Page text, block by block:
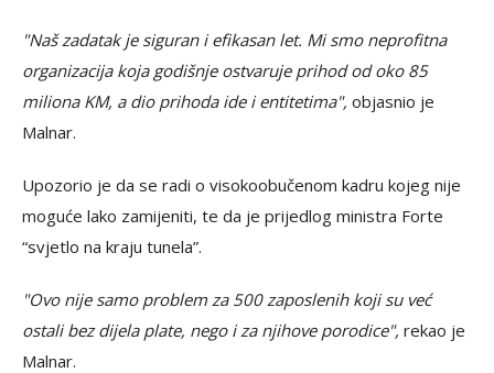
"Naš zadatak je siguran i efikasan let. Mi smo neprofitna
organizacija koja godišnje ostvaruje prihod od oko 85
miliona KM, a dio prihoda ide i entitetima", objasnio je
Malnar.
Upozorio je da se radi o visokoobučenom kadru kojeg nije
moguće lako zamijeniti, te da je prijedlog ministra Forte
“svjetlo na kraju tunela”.
"Ovo nije samo problem za 500 zaposlenih koji su već
ostali bez dijela plate, nego i za njihove porodice", rekao je
Malnar.